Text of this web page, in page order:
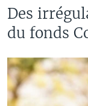
Des
du fonds